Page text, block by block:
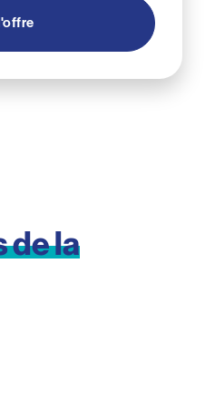
dela